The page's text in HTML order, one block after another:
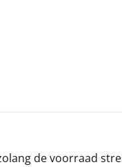
de voorraad